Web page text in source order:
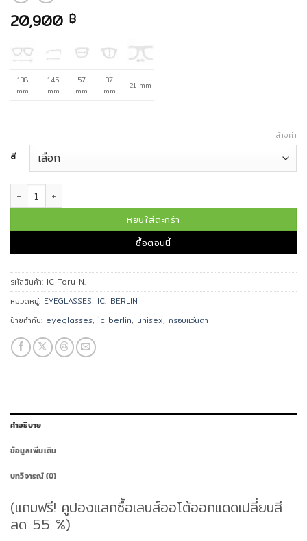
20,900 ฿
138
mm
145
mm
57
mm
37
mm
21 mm
สี
ล้างค่า
จำนวน IC BERLIN แว่นตา รุ่น Toru N. ชิ้น
หยิบใส่ตะกร้า
ซื้อตอนนี้
รหัสสินค้า: IC Toru N.
หมวดหมู่: EYEGLASSES, IC! BERLIN
ป้ายกำกับ: eyeglasses, ic berlin, unisex, กรอบแว่นตา
คำอธิบาย
ข้อมูลเพิ่มเติม
บทวิจารณ์ (0)
(แถมฟรี! คูปองแลกซื้อเลนส์ออโต้ออกแดดเปลี่ยนสี
ลด 55 %)